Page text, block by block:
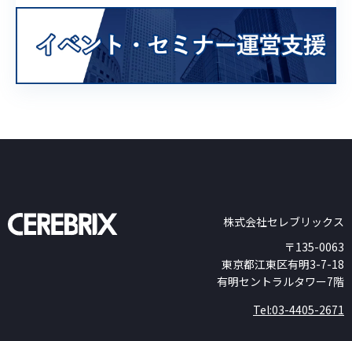
株式会社セレブリックス
〒135-0063
東京都江東区有明3-7-18
有明セントラルタワー7階
Tel:03-4405-2671